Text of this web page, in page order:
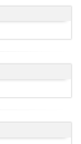
- ... (2)
portarma... (2)
de ... (2)
de ins... (2)
psihol... (2)
(2)